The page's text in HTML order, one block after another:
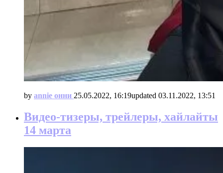
by annie онни 25.05.2022, 16:19updated 03.11.2022, 13:51
Видео-тизеры, трейлеры, хайлайты
14 марта